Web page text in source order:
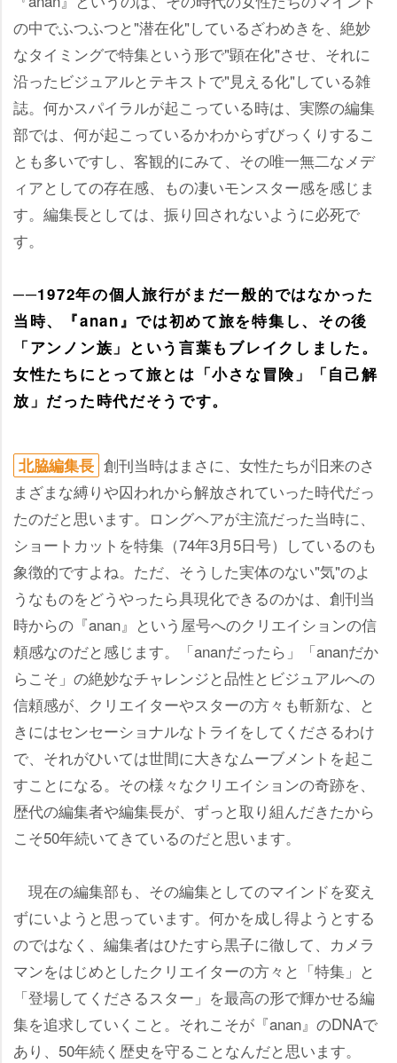
の中でふつふつと"潜在化"しているざわめきを、絶妙
なタイミングで特集という形で"顕在化"させ、それに
沿ったビジュアルとテキストで"見える化"している雑
誌。何かスパイラルが起こっている時は、実際の編集
部では、何が起こっているかわからずびっくりするこ
とも多いですし、客観的にみて、その唯一無二なメデ
ィアとしての存在感、もの凄いモンスター感を感じま
す。編集長としては、振り回されないように必死で
す。
──1972年の個人旅行がまだ一般的ではなかった
当時、『anan』では初めて旅を特集し、その後
「アンノン族」という言葉もブレイクしました。
女性たちにとって旅とは「小さな冒険」「自己解
放」だった時代だそうです。
北脇編集長 創刊当時はまさに、女性たちが旧来のさ
まざまな縛りや囚われから解放されていった時代だっ
たのだと思います。ロングヘアが主流だった当時に、
ショートカットを特集（74年3月5日号）しているのも
象徴的ですよね。ただ、そうした実体のない"気"のよ
うなものをどうやったら具現化できるのかは、創刊当
時からの『anan』という屋号へのクリエイションの信
頼感なのだと感じます。「ananだったら」「ananだか
らこそ」の絶妙なチャレンジと品性とビジュアルへの
信頼感が、クリエイターやスターの方々も斬新な、と
きにはセンセーショナルなトライをしてくださるわけ
で、それがひいては世間に大きなムーブメントを起こ
すことになる。その様々なクリエイションの奇跡を、
歴代の編集者や編集長が、ずっと取り組んだきたから
こそ50年続いてきているのだと思います。
現在の編集部も、その編集としてのマインドを変え
ずにいようと思っています。何かを成し得ようとする
のではなく、編集者はひたすら黒子に徹して、カメラ
マンをはじめとしたクリエイターの方々と「特集」と
「登場してくださるスター」を最高の形で輝かせる編
集を追求していくこと。それこそが『anan』のDNAで
あり、50年続く歴史を守ることなんだと思います。